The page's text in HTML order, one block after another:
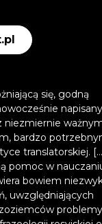
się, godną
bardzo
translatorskiej.
pomoc w
bowiem
uwzględniających
problemy